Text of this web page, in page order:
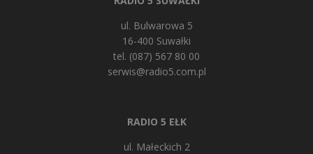
ul. Bulwarowa 5
16-400 Suwałki
tel. (087) 567 80 00
serwis@radio5.com.pl
RADIO 5 EŁK
ul. Małeckich 2